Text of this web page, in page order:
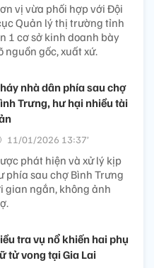
vị vừa phối hợp với Đội
Quản lý thị trường tỉnh
1 cơ sở kinh doanh bày
nguồn gốc, xuất xứ.
nhà dân phía sau chợ
Trưng, hư hại nhiều tài
11/01/2026 13:37’
phát hiện và xử lý kịp
phía sau chợ Bình Trưng
gian ngắn, không ảnh
tra vụ nổ khiến hai phụ
tử vong tại Gia Lai